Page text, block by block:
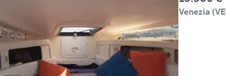
Venezia (VE